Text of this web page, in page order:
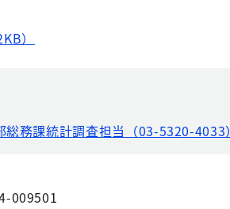
）
総務課統計調査担当（03-5320-4033）
009501